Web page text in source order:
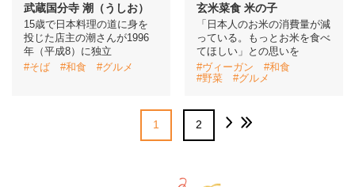
武蔵国分寺 潮（うしお）
15歳で日本料理の道に身を
投じた店主の潮さんが1996
年（平成8）に独立
#そば
#和食 #グルメ
玄米菜食 米の子
「日本人のお米の消費量が減
っている。もっとお米を食べ
てほしい」との思いを
#ヴィーガン
#和食
#野菜
#グルメ
1 2